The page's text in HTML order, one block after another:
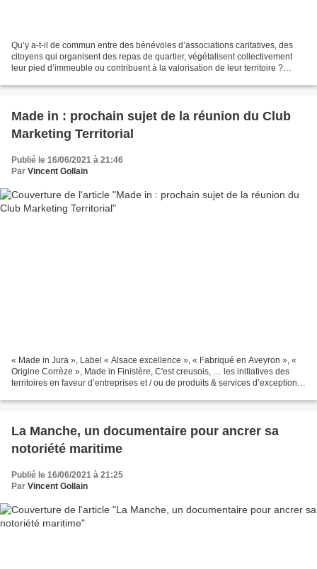
Qu’y a-t-il de commun entre des bénévoles d’associations caritatives, des
citoyens qui organisent des repas de quartier, végétalisent collectivement
leur pied d’immeuble ou contribuent à la valorisation de leur territoire ?
Made in : prochain sujet de la réunion du Club
Marketing Territorial
Publié le 16/06/2021 à 21:46
Par Vincent Gollain
« Made in Jura », Label « Alsace excellence », « Fabriqué en Aveyron », «
Origine Corrèze », Made in Finistère, C'est creusois, … les initiatives des
territoires en faveur d’entreprises et / ou de produits & services d’exception
La Manche, un documentaire pour ancrer sa
notoriété maritime
Publié le 16/06/2021 à 21:25
Par Vincent Gollain